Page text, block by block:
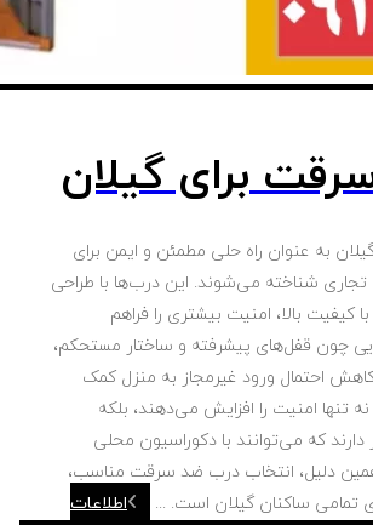
برای گیلان
به عنوان راه حلی مطمئن و ایمن برای
تجاری شناخته می‌شوند. این درب‌ها با طراحی
کیفیت بالا، امنیت بیشتری را فراهم
چون قفل‌های پیشرفته و ساختار مستحکم،
احتمال ورود غیرمجاز به منزل کمک
تنها امنیت را افزایش می‌دهند، بلکه
دارند که می‌توانند با دکوراسیون محلی
دلیل، انتخاب درب ضد سرقت مناسب،
تمامی ساکنان گیلان است. ...
اطلاعات